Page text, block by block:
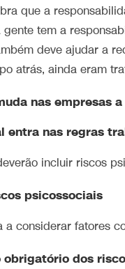
que a
tem a
deve ajudar a
atrás, ainda eram
nas empresas
entra nas regras
incluir riscos
psicossociais
a considerar fatores
obrigatório dos